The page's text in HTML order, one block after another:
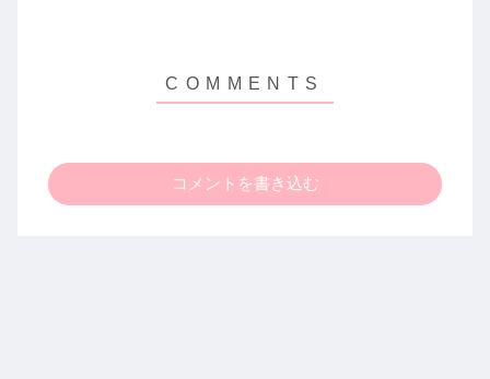
コメントを書き込む